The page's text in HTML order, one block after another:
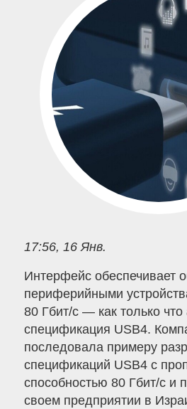
17:56, 16 Янв.
Интерфейс обеспечивает
периферийными
80 Гбит/с — как только
спецификация USB4.
последовала примеру
спецификаций USB4 с
способностью 80 Гбит/с и
своем предприятии в